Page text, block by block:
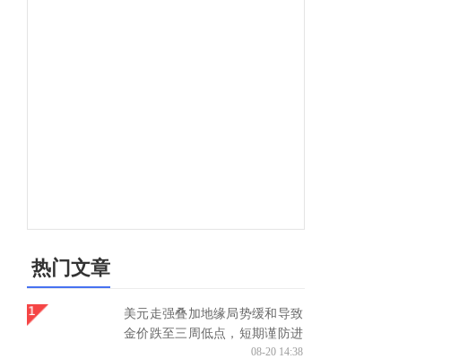
热门文章
美元走强叠加地缘局势缓和导致
金价跌至三周低点，短期谨防进
08-20 14:38